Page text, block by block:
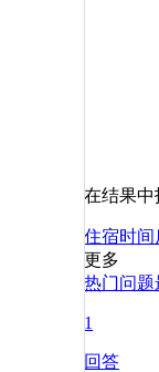
在结果中
住宿时间
更多
热门问题
1
回答